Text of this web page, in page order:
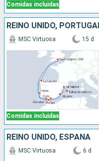
Comidas incluidas
REINO UNIDO,
Comidas incluidas
MSC Virtuosa 15 d
REINO UNIDO, ESPAÑA
MSC Virtuosa 6 d